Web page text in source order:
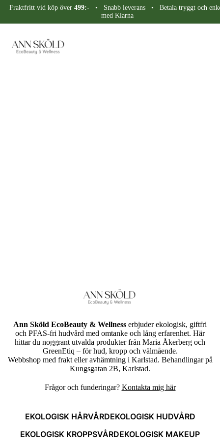
Fraktfritt vid köp över 499:-• Snabb leverans • Betala tryggt och
med Klarna
Ann Sköld EcoBeauty & Wellness erbjuder ekologisk, giftfri
och PFAS-fri hudvård med omtanke och lång erfarenhet. Här
hittar du noggrant utvalda produkter från Maria Åkerberg och
GreenEtiq – för hud, kropp och välmående.
Webbshop med frakt eller avhämtning i Karlstad. Behandlingar på
Kungsgatan 2B, Karlstad.
Frågor och funderingar? Kontakta mig här
EKOLOGISK HÅRVÅRDEKOLOGISK HUDVÅRD
EKOLOGISK KROPPSVÅRDEKOLOGISK MAKEUP